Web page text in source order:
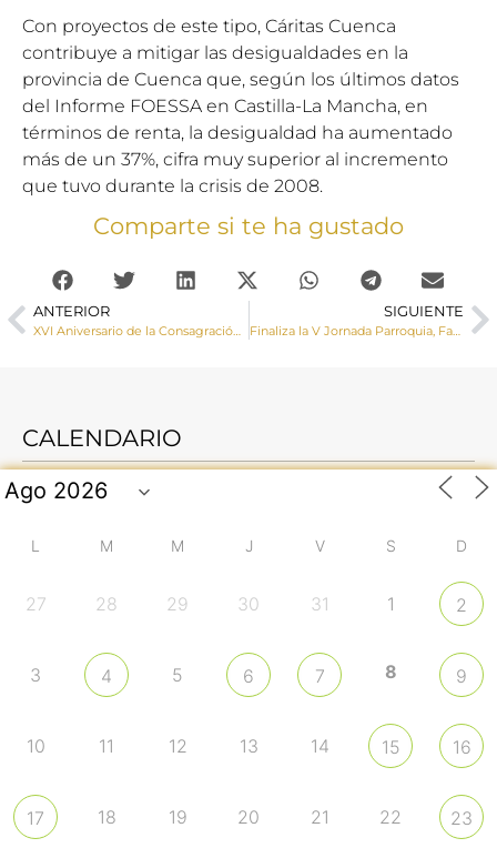
Con proyectos de este tipo, Cáritas Cuenca
contribuye a mitigar las desigualdades en la
provincia de Cuenca que, según los últimos datos
del Informe FOESSA en Castilla-La Mancha, en
términos de renta, la desigualdad ha aumentado
más de un 37%, cifra muy superior al incremento
que tuvo durante la crisis de 2008.
Comparte si te ha gustado
ANTERIOR SIGUIENTE
Finaliza la V Jornada Parroquia, Familia y Escuela 2022
CALENDARIO
L M M J V S D
27 28 29 30 31 1 2
3 4 5 6 7 8 9
10 11 12 13 14 15 16
17 18 19 20 21 22 23